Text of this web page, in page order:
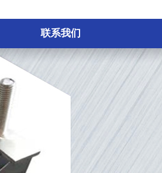
联系我们